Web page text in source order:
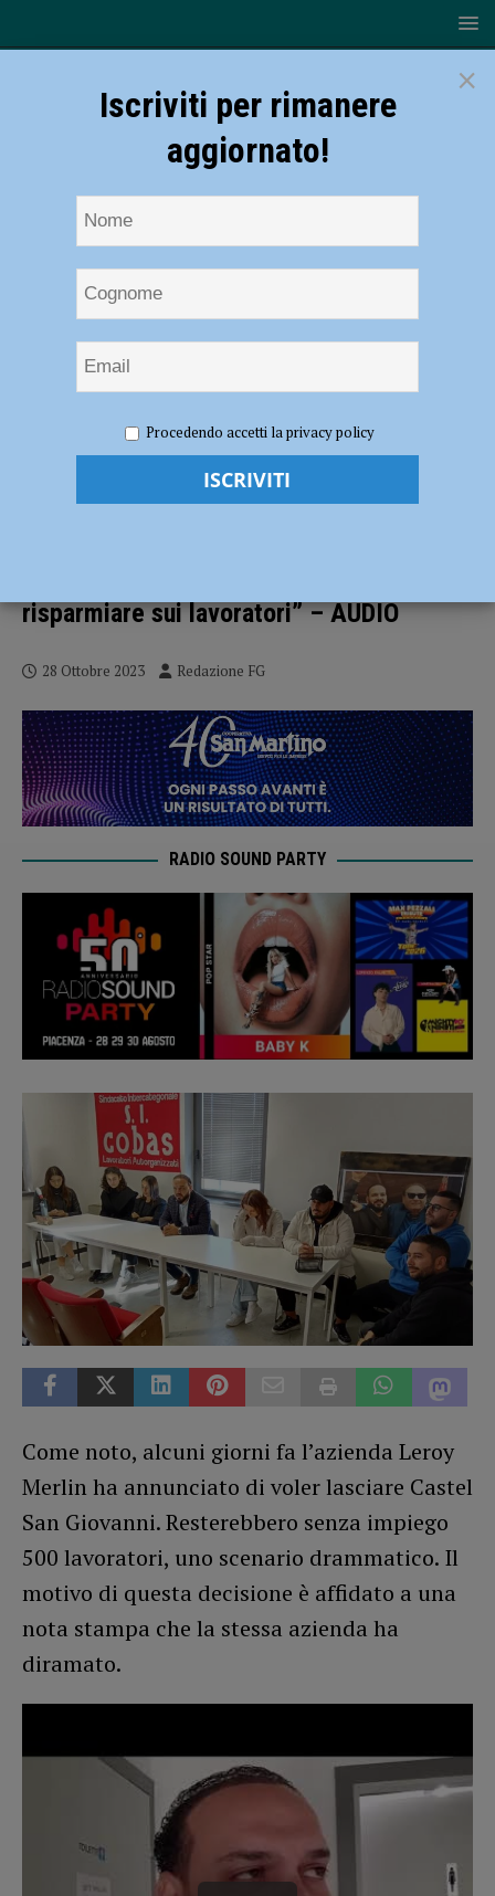
Si Cobas: “Sindacato incolpevole e magazzino efficiente, la verità è
che l’azienda vuole risparmiare sui lavoratori” – AUDIO
Leroy Merlin, parlano i Si Cobas:
risparmiare sui lavoratori” – AUDIO
28 Ottobre 2023 Redazione FG
RADIO SOUND PARTY
Come noto, alcuni giorni fa l’azienda Leroy
Merlin ha annunciato di voler lasciare Castel
San Giovanni. Resterebbero senza impiego
500 lavoratori, uno scenario drammatico. Il
motivo di questa decisione è affidato a una
nota stampa che la stessa azienda ha
diramato.
×
Iscriviti per rimanere
aggiornato!
Procedendo accetti la privacy policy